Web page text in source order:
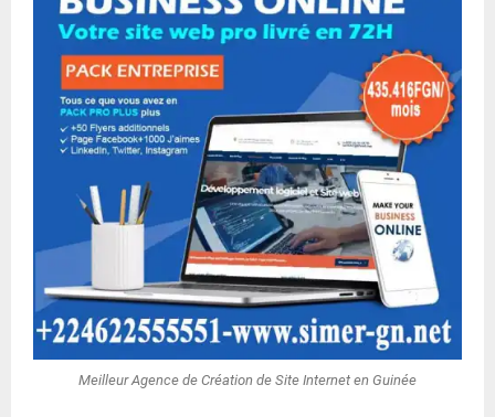
Meilleur Agence de Création de Site Internet en Guinée